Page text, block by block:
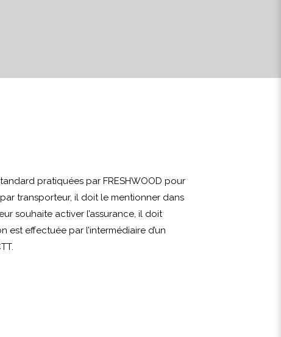
pratiquées par FRESHWOOD pour
transporteur, il doit le mentionner dans
souhaite activer l’assurance, il doit
effectuée par l’intermédiaire d’un